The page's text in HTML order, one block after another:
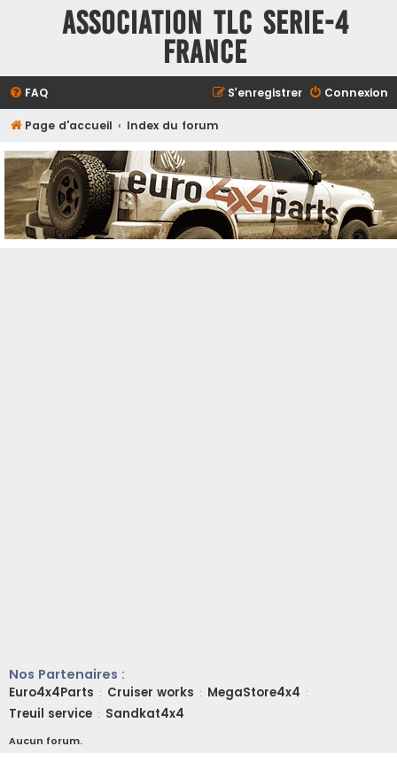
ASSOCIATION TLC SERIE-4
FRANCE
FAQ Connexion
S’enregistrer
Page d'accueil Index du forum
Nos Partenaires :
Euro4x4Parts : Cruiser works : MegaStore4x4 :
Treuil service : Sandkat4x4
Aucun forum.